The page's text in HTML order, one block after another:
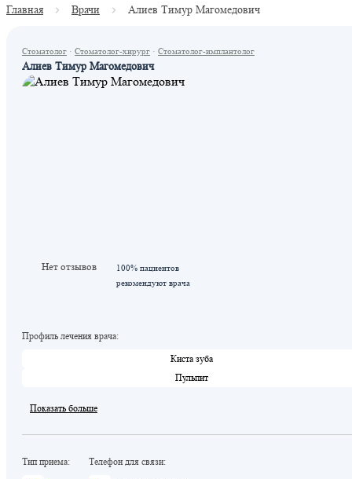
Главная Врачи Алиев Тимур Магомедович
Стоматолог · Стоматолог-хирург · Стоматолог-имплантолог
Алиев Тимур Магомедович
Нет отзывов
100% пациентов
рекомендуют врача
Профиль лечения врача:
Киста зуба
Пульпит
Показать больше
Тип приема: Телефон для связи: